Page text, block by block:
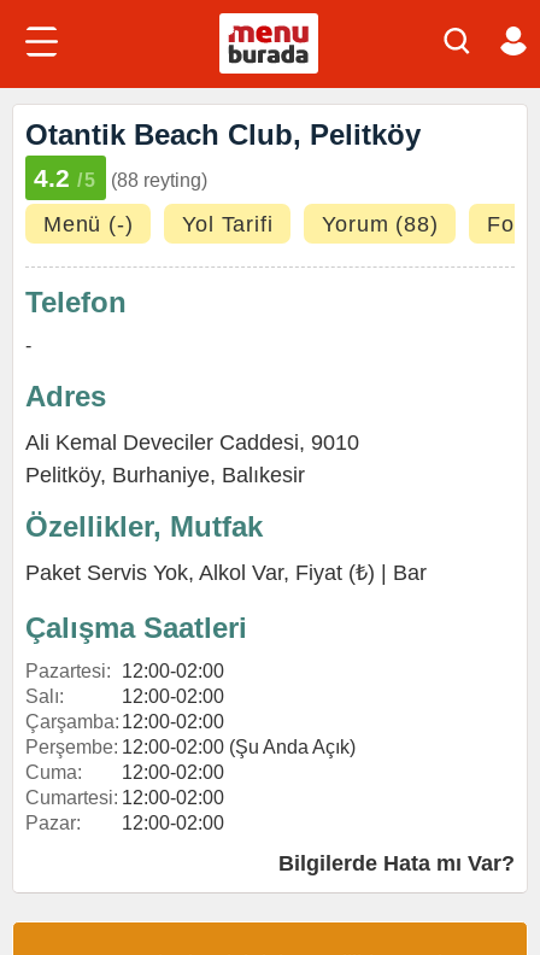
Otantik Beach Club, Pelitköy
4.2 /5 (88 reyting)
Menü (-) Yol Tarifi Yorum (88)
Telefon
-
Adres
Ali Kemal Deveciler Caddesi, 9010
Pelitköy, Burhaniye, Balıkesir
Özellikler, Mutfak
Paket Servis Yok, Alkol Var, Fiyat (₺) | Bar
Çalışma Saatleri
Pazartesi:
12:00-02:00
Salı:
12:00-02:00
Çarşamba: 12:00-02:00
Perşembe: 12:00-02:00 (Şu Anda Açık)
Cuma:
12:00-02:00
Cumartesi: 12:00-02:00
Pazar:
12:00-02:00
Bilgilerde Hata mı Var?